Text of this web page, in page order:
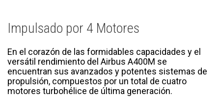
Impulsado por 4 Motores
En el corazón de las formidables capacidades y el
versátil rendimiento del Airbus A400M se
encuentran sus avanzados y potentes sistemas de
propulsión, compuestos por un total de cuatro
motores turbohélice de última generación.